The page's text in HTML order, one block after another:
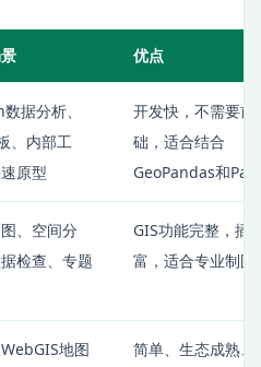
优点
据分析、
、内部工
原型
开发快，不需要前
础，适合结合
GeoPandas和
、空间分
检查、专题
GIS功能完整，插
富，适合专业制图
地图
简单、生态成熟、